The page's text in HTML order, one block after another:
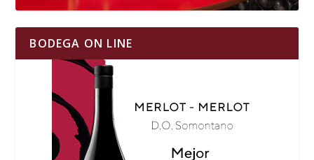
BODEGA ON LINE